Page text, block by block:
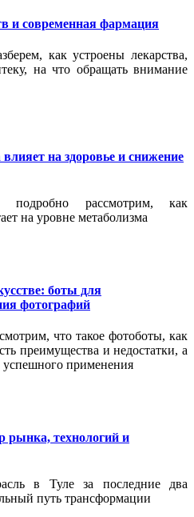
и современная фармация
как устроены лекарства,
на что обращать внимание
на здоровье и снижение
рассмотрим, как
на уровне метаболизма
боты для
фотографий
что такое фотоботы, как
преимущества и недостатки, а
применения
рынка, технологий и
в Туле за последние два
путь трансформации